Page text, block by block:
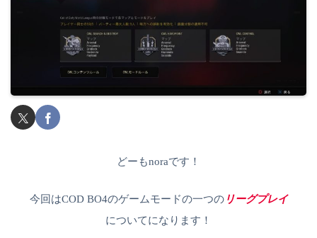
どーもnoraです！
今回はCOD BO4のゲームモードの一つのリーグプレイ
についてになります！